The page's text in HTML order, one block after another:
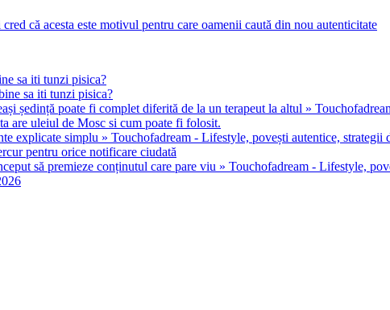
că acesta este motivul pentru care oamenii caută din nou autenticitate
sa iti tunzi pisica?
sa iti tunzi pisica?
ședință poate fi complet diferită de la un terapeut la altul »
are uleiul de Mosc si cum poate fi folosit.
explicate simplu » Touchofadream - Lifestyle, povești autentice, strategii
pentru orice notificare ciudată
să premieze conținutul care pare viu » Touchofadream - Lifestyle,